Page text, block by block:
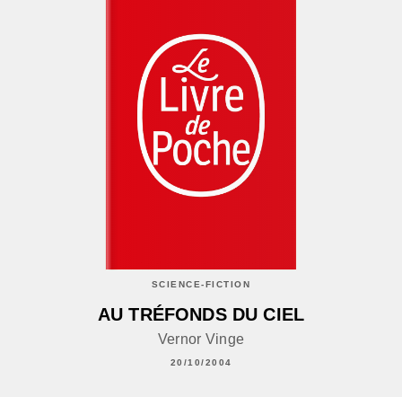
SCIENCE-FICTION
AU TRÉFONDS DU CIEL
Vernor Vinge
20/10/2004